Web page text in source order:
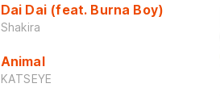
Dai Dai (feat. Burna Boy)
Shakira
Animal
KATSEYE